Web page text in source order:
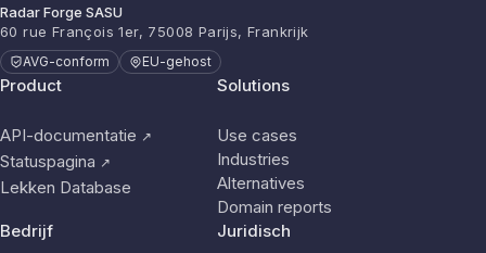
Radar Forge SASU
60 rue François 1er, 75008 Parijs, Frankrijk
AVG-conform EU-gehost
Product
API-documentatie ↗
Statuspagina ↗
Lekken Database
Solutions
Use cases
Industries
Alternatives
Domain reports
Bedrijf
Juridisch